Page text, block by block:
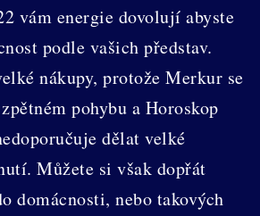
vám energie dovolují abyste
podle vašich představ.
nákupy, protože Merkur se
pohybu a Horoskop
dělat velké
Můžete si však dopřát
domácnosti, nebo takových